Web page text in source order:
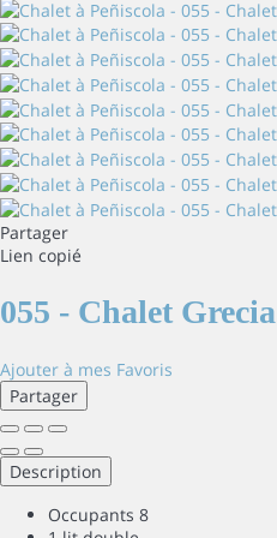
Partager
Lien copié
055 - Chalet Grecia
Ajouter à mes Favoris
Partager
Description
Occupants 8